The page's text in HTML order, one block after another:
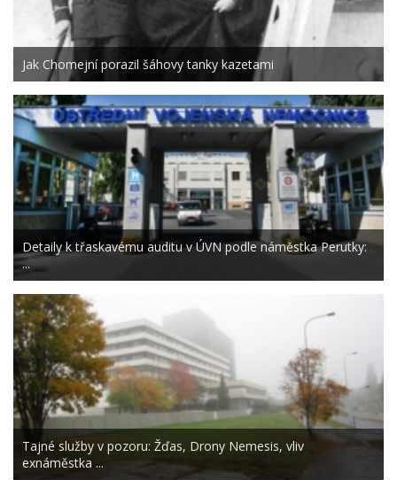
Jak Chomejní porazil šáhovy tanky kazetami
Detaily k třaskavému auditu v ÚVN podle náměstka Perutky:
...
Tajné služby v pozoru: Žďas, Drony Nemesis, vliv
exnáměstka ...